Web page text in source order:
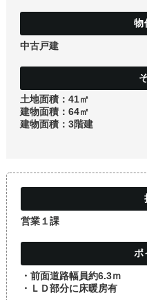
マンション
中古戸建
土地面積：41㎡
建物面積：64㎡
建物面積：3階建
営業１課
・前面道路幅員約6.3ｍ
・ＬＤ部分に床暖房有